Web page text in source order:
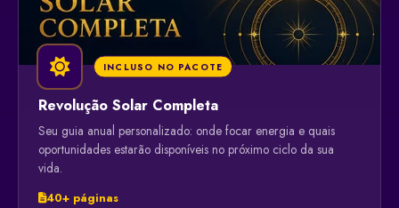
INCLUSO NO PACOTE
Revolução Solar Completa
Seu guia anual personalizado: onde focar energia e quais
oportunidades estarão disponíveis no próximo ciclo da sua
vida.
40+ páginas